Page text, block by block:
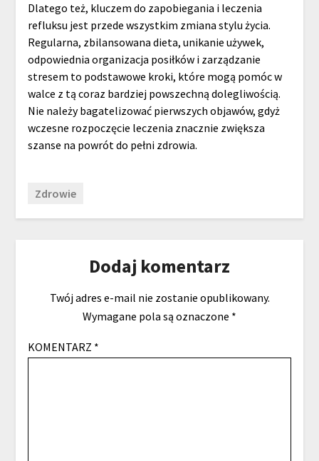
Dlatego też, kluczem do zapobiegania i leczenia
refluksu jest przede wszystkim zmiana stylu życia.
Regularna, zbilansowana dieta, unikanie używek,
odpowiednia organizacja posiłków i zarządzanie
stresem to podstawowe kroki, które mogą pomóc w
walce z tą coraz bardziej powszechną dolegliwością.
Nie należy bagatelizować pierwszych objawów, gdyż
wczesne rozpoczęcie leczenia znacznie zwiększa
szanse na powrót do pełni zdrowia.
Zdrowie
Dodaj komentarz
Twój adres e-mail nie zostanie opublikowany.
Wymagane pola są oznaczone *
KOMENTARZ *